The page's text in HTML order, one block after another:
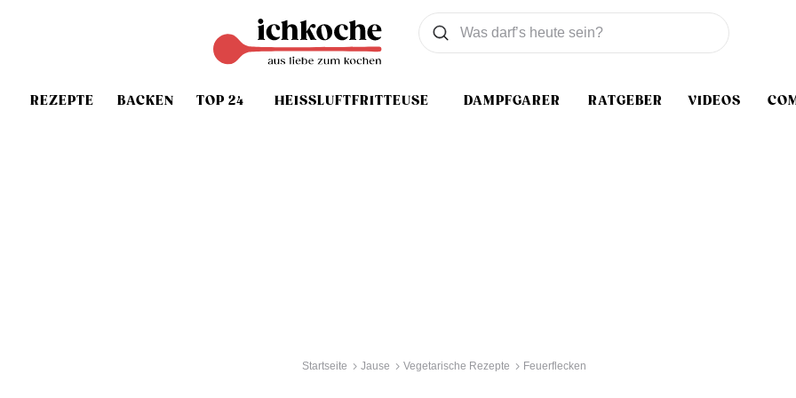
REZEPTE BACKEN TOP 24 HEISSLUFTFRITTEUSE DAMPFGARER RATGEBER VIDEOS
Was wollen Sie suchen
Suchen
Startseite Jause Vegetarische Rezepte Feuerflecken